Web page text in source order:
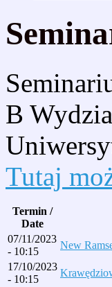
B
Tutaj
Termin /
Date
07/11/2023
- 10:15
New
17/10/2023
- 10:15